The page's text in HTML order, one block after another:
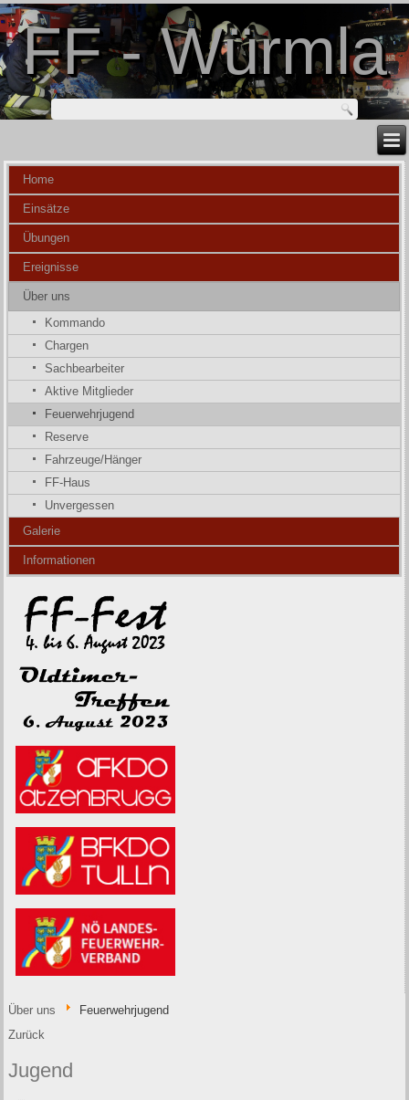
FF - Würmla
Home
Einsätze
Übungen
Ereignisse
Über uns
Kommando
Chargen
Sachbearbeiter
Aktive Mitglieder
Feuerwehrjugend
Reserve
Fahrzeuge/Hänger
FF-Haus
Unvergessen
Galerie
Informationen
Über uns
Feuerwehrjugend
Zurück
Jugend